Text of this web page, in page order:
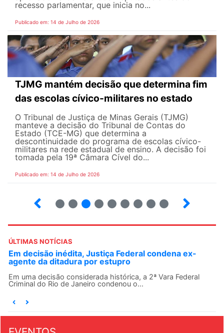
recesso parlamentar, que inicia no...
Publicado em: 14 de Julho de 2026
TJMG mantém decisão que determina fim
das escolas cívico-militares no estado
O Tribunal de Justiça de Minas Gerais (TJMG)
manteve a decisão do Tribunal de Contas do
Estado (TCE-MG) que determina a
descontinuidade do programa de escolas cívico-
militares na rede estadual de ensino. A decisão foi
tomada pela 19ª Câmara Cível do...
Publicado em: 14 de Julho de 2026
ÚLTIMAS NOTÍCIAS
Em decisão inédita, Justiça Federal condena ex-
agente da ditadura por estupro
Em uma decisão considerada histórica, a 2ª Vara Federal
Criminal do Rio de Janeiro condenou o...